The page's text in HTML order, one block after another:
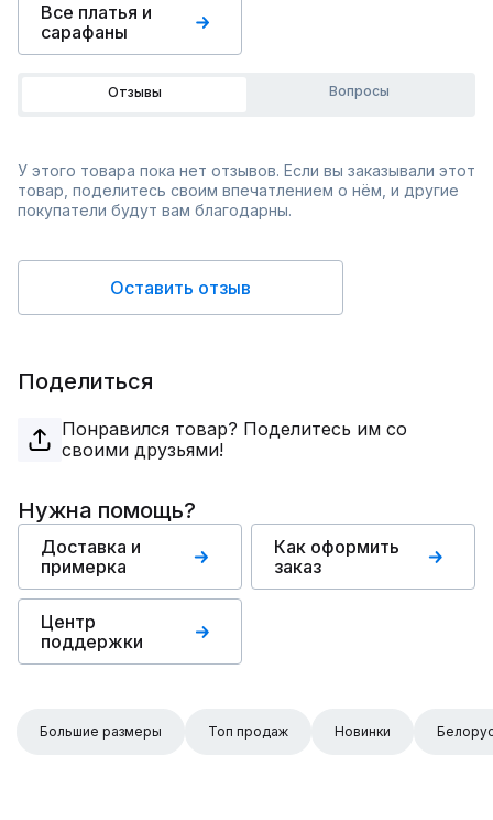
Все платья и
сарафаны
Отзывы Вопросы
У этого товара пока нет отзывов. Если вы заказывали этот
товар, поделитесь своим впечатлением о нём, и другие
покупатели будут вам благодарны.
Оставить отзыв
Поделиться
Понравился товар? Поделитесь им со
своими друзьями!
Нужна помощь?
Доставка и
примерка
Как оформить
заказ
Центр
поддержки
Большие размеры Топ продаж Новинки